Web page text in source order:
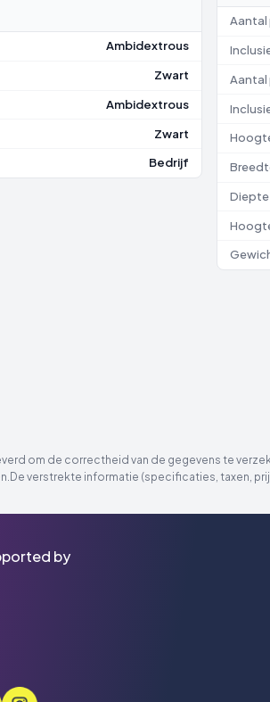
Ambidextrous
Zwart
Ambidextrous
Zwart
Bedrijf
Aantal
Aantal
Diepte
om de correctheid van de gegevens te
verstrekte informatie (specificaties, taxen,
by